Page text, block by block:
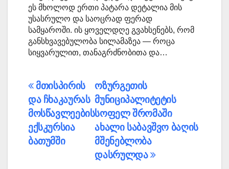
ეს მხოლოდ ერთი პატარა დეტალია მის
უსასრულო და საოცრად ფერად
სამყაროში. ის ყოველდღე გვახსენებს, რომ
განსხვავებულობა სილამაზეა — როცა
სიყვარულით, თანაგრძნობითა და…
პოსტის
ნავიგაცია
ოზურგეთის
მუნიციპალიტეტის
სოფელ შრომაში
ახალი საბავშვო ბაღის
მშენებლობა
დასრულდა
მთისპირის
და ჩხაკაურას
მოსწავლეების
ექსკურსია
ბათუმში